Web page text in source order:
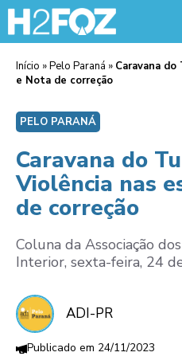
Início »Pelo Paraná » Caravana
e Nota de correção
PELO PARANÁ
Caravana do
Violência nas
de correção
Coluna da Associação
Interior, sexta-feira, 24
ADI-PR
24/11/2023